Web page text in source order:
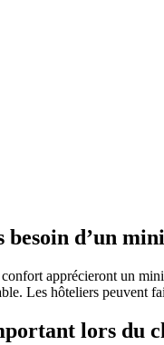
besoin d’un
apprécieront un
Les hôteliers peuvent
lors du